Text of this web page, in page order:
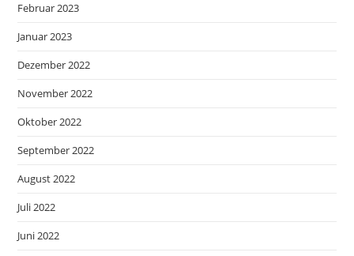
Februar 2023
Januar 2023
Dezember 2022
November 2022
Oktober 2022
September 2022
August 2022
Juli 2022
Juni 2022